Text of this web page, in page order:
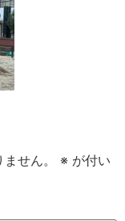
せん。 ※ が付い